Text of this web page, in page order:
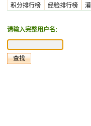
积分排行榜 经验排行榜
请输入完整用户名: